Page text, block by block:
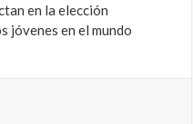
en la elección
jóvenes en el mundo